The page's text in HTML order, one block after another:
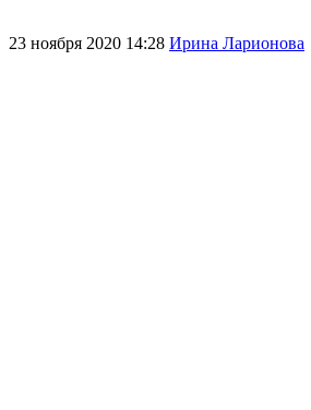
23 ноября 2020 14:28 Ирина Ларионова